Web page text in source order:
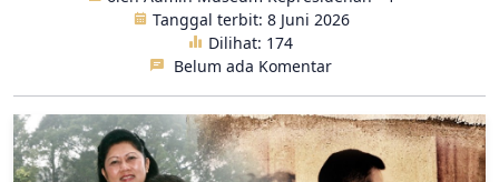
Tanggal terbit: 8 Juni 2026
Dilihat: 174
Belum ada Komentar